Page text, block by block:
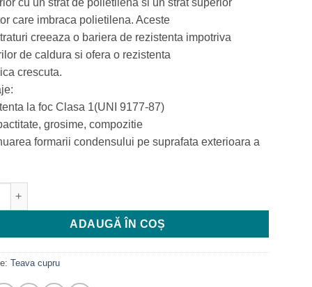
cu un strat de polietilena si un strat superior
care imbraca polietilena. Aceste
creeaza o bariera de rezistenta impotriva
de caldura si ofera o rezistenta
crescuta.
la foc Clasa 1(UNI 9177-87)
grosime, compozitie
formarii condensului pe suprafata exterioara a
ADAUGĂ ÎN COȘ
Teava cupru